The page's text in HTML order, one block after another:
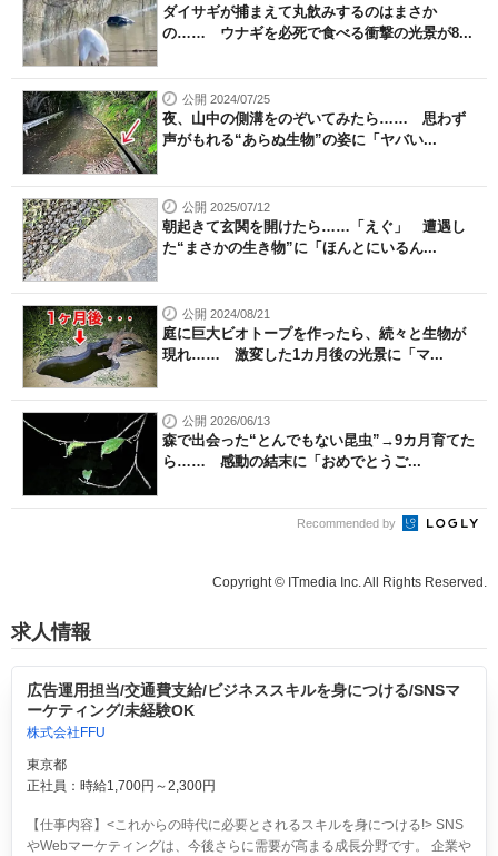
ダイサギが捕まえて丸飲みするのはまさか
の…… ウナギを必死で食べる衝撃の光景が8...
公開 2024/07/25
夜、山中の側溝をのぞいてみたら…… 思わず
声がもれる“あらぬ生物”の姿に「ヤバい...
公開 2025/07/12
朝起きて玄関を開けたら……「えぐ」 遭遇し
た“まさかの生き物”に「ほんとにいるん...
公開 2024/08/21
庭に巨大ビオトープを作ったら、続々と生物が
現れ…… 激変した1カ月後の光景に「マ...
公開 2026/06/13
森で出会った“とんでもない昆虫”→9カ月育てた
ら…… 感動の結末に「おめでとうご...
Recommended by
Copyright © ITmedia Inc. All Rights Reserved.
求人情報
広告運用担当/交通費支給/ビジネススキルを身につける/SNSマ
ーケティング/未経験OK
株式会社FFU
東京都
正社員：時給1,700円～2,300円
【仕事内容】<これからの時代に必要とされるスキルを身につける!> SNS
やWebマーケティングは、今後さらに需要が高まる成長分野です。 企業や